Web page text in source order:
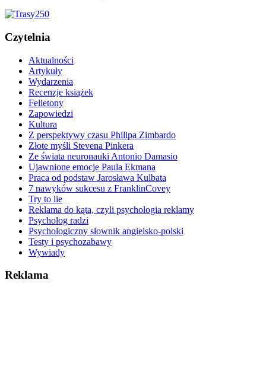
Czytelnia
Aktualności
Artykuły
Wydarzenia
Recenzje książek
Felietony
Zapowiedzi
Kultura
Z perspektywy czasu Philipa Zimbardo
Złote myśli Stevena Pinkera
Ze świata neuronauki Antonio Damasio
Ujawnione emocje Paula Ekmana
Praca od podstaw Jarosława Kulbata
7 nawyków sukcesu z FranklinCovey
Try to lie
Reklama do kąta, czyli psychologia reklamy
Psycholog radzi
Psychologiczny słownik angielsko-polski
Testy i psychozabawy
Wywiady
Reklama